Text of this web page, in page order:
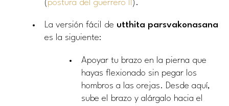
( postura del guerrero II ).
La versión fácil de utthita parsvakonasana
es la siguiente:
Apoyar tu brazo en la pierna que
hayas flexionado sin pegar los
hombros a las orejas. Desde aquí,
sube el brazo y alárgalo hacia el